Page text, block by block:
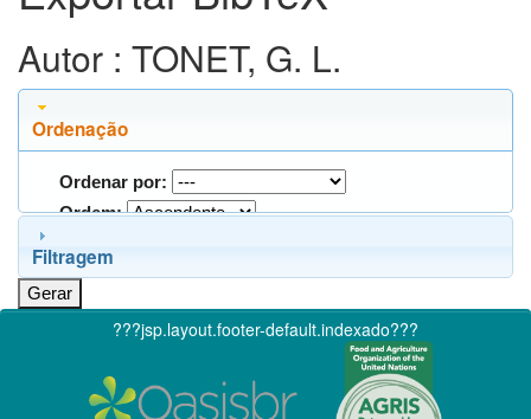
Autor : TONET, G. L.
Ordenação
Ordenar por:
Ordem:
Filtragem
???jsp.layout.footer-default.indexado???